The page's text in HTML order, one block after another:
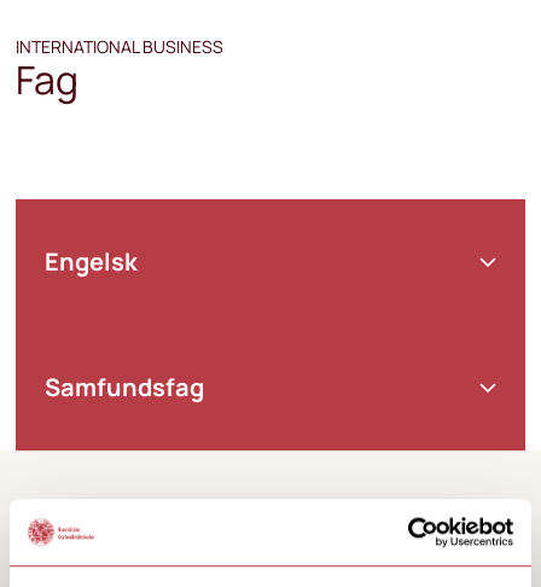
INTERNATIONAL BUSINESS
Fag
Engelsk
skaber forståelse for, hvordan sprog og identitet
England, USA, Indien, Australien eller andre
det tætte samarbejde med samfundsfag og historie
styrke dine engelskfaglige kompetencer.
Samfundsfag
hvorledes lokale, nationale og regionale
problemstillinger/udfordringer kan perspektiveres
til det internationale. Den globale dimension